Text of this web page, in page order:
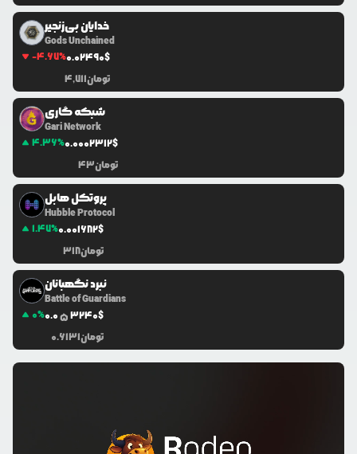
خدایان بی‌زنجیر
Gods Unchained
-4.67%0.02490$
4,711تومان
شبکه گاری
Gari Network
4.36%0.0002312$
43تومان
پروتکل هابل
Hubble Protocol
1.47%0.001682$
318تومان
نبرد نگهبانان
Battle of Guardians
0%0.053240$
0.6131تومان